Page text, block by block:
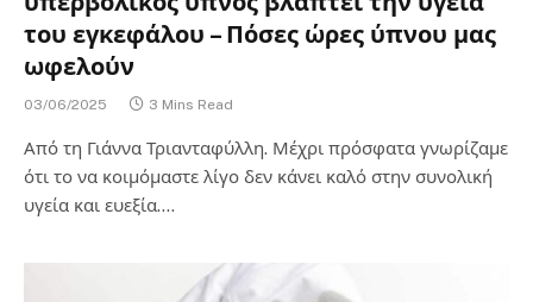
του εγκεφάλου – Πόσες ώρες ύπνου μας
ωφελούν
03/06/2025 3 Mins Read
Από τη Γιάννα Τριανταφύλλη. Μέχρι πρόσφατα γνωρίζαμε
ότι το να κοιμόμαστε λίγο δεν κάνει καλό στην συνολική
υγεία και ευεξία.…